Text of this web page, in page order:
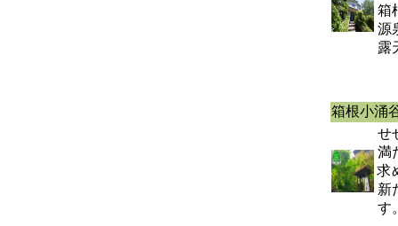
箱
源
露
箱根小涌
せ
満
求
新
す